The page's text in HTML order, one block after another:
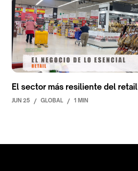
El sector más resiliente del retail
JUN 25 / GLOBAL / 1 MIN